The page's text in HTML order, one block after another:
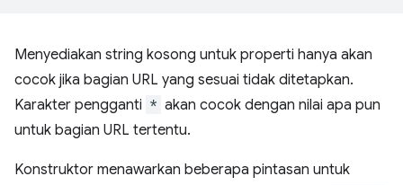
Menyediakan string kosong untuk properti hanya akan
cocok jika bagian URL yang sesuai tidak ditetapkan.
Karakter pengganti * akan cocok dengan nilai apa pun
untuk bagian URL tertentu.
Konstruktor menawarkan beberapa pintasan untuk